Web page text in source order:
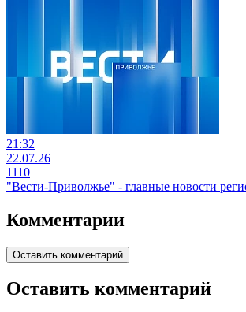
21:32
22.07.26
1110
"Вести-Приволжье" - главные новости
Комментарии
Оставить комментарий
Оставить комментарий